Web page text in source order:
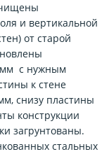
и вертикальной
от старой
мм с нужным
к стене
снизу пластины
конструкции
загрунтованы.
стальных